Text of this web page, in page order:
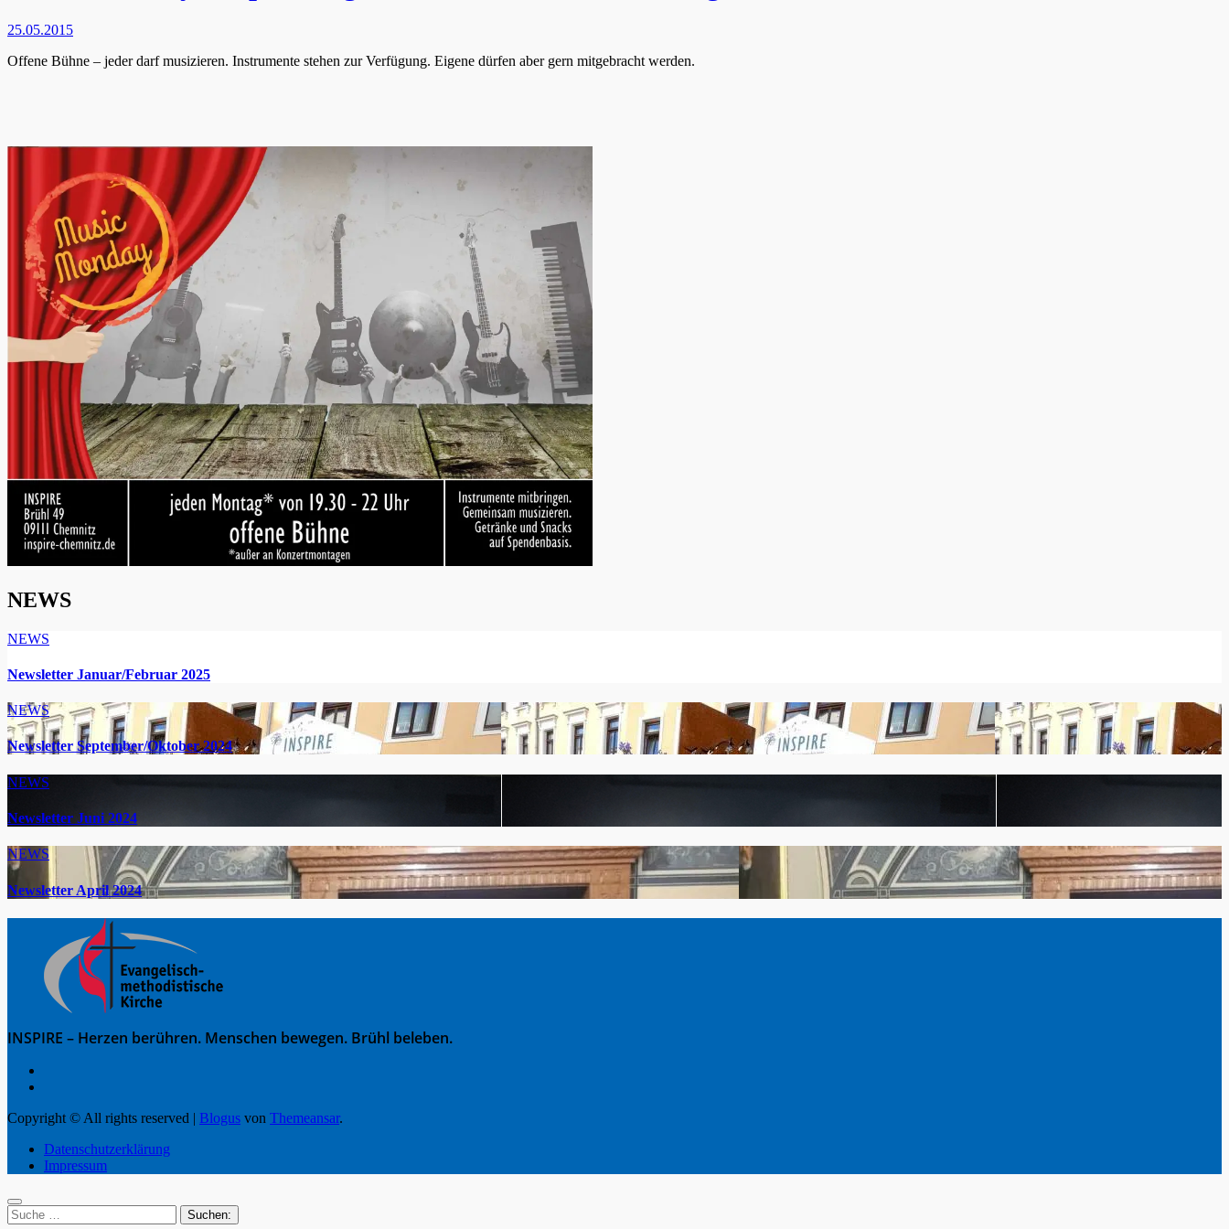
25.05.2015
Offene Bühne – jeder darf musizieren. Instrumente stehen zur Verfügung. Eigene dürfen aber gern mitgebracht werden.
NEWS
NEWS
Newsletter Januar/Februar 2025
NEWS
Newsletter September/Oktober 2024
NEWS
Newsletter Juni 2024
NEWS
Newsletter April 2024
INSPIRE – Herzen berühren. Menschen bewegen. Brühl beleben.
Copyright © All rights reserved | Blogus von Themeansar.
Datenschutzerklärung
Impressum
Suche